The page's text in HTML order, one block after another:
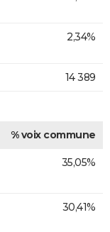
2,34%
14 389
% voix commune
35,05%
30,41%